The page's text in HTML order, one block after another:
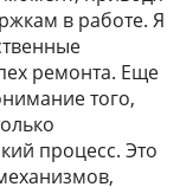
в работе. Я
ремонта. Еще
того,
процесс. Это